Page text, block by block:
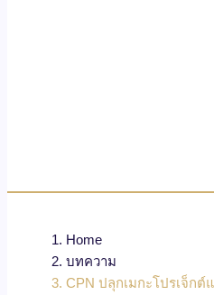
Home
บทความ
CPN ปลุกเมกะโปรเจ็กต์